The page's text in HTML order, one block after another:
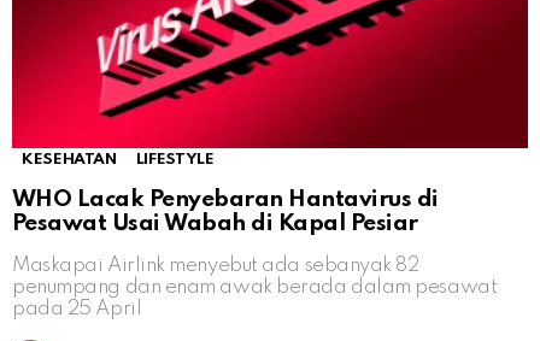
KESEHATAN LIFESTYLE
WHO Lacak Penyebaran Hantavirus di
Pesawat Usai Wabah di Kapal Pesiar
Maskapai Airlink menyebut ada sebanyak 82
penumpang dan enam awak berada dalam pesawat
pada 25 April